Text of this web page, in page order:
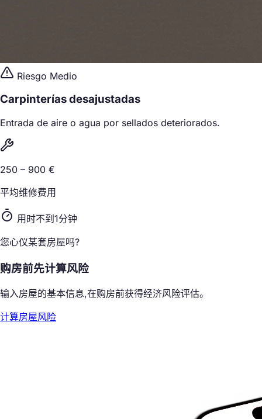
Riesgo Medio
Carpinterías desajustadas
Entrada de aire o agua por sellados deteriorados.
250 – 900 €
平均维修费用
用时不到1分钟
您心仪某套房屋吗?
购房前先计算风险
输入房屋的基本信息,在购房前获得经济风险评估。
计算房屋风险